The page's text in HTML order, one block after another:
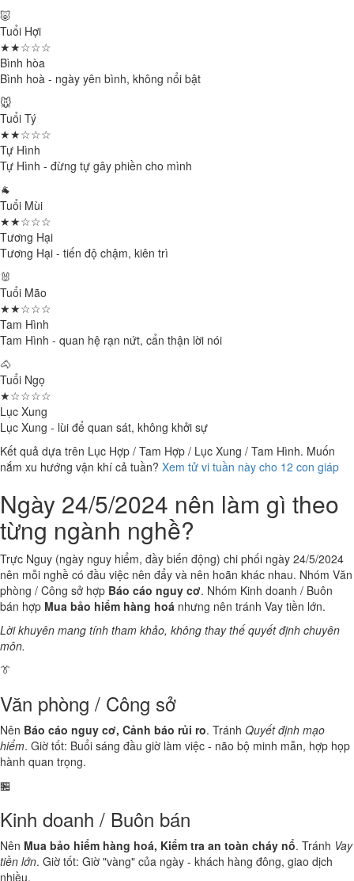
🐷
Tuổi Hợi
★★☆☆☆
Bình hòa
Bình hoà - ngày yên bình, không nổi bật
🐭
Tuổi Tý
★★☆☆☆
Tự Hình
Tự Hình - đừng tự gây phiền cho mình
🐐
Tuổi Mùi
★★☆☆☆
Tương Hại
Tương Hại - tiến độ chậm, kiên trì
🐰
Tuổi Mão
★★☆☆☆
Tam Hình
Tam Hình - quan hệ rạn nứt, cẩn thận lời nói
🐴
Tuổi Ngọ
★☆☆☆☆
Lục Xung
Lục Xung - lùi để quan sát, không khởi sự
Kết quả dựa trên Lục Hợp / Tam Hợp / Lục Xung / Tam Hình. Muốn
nắm xu hướng vận khí cả tuần? Xem tử vi tuần này cho 12 con giáp
Ngày 24/5/2024 nên làm gì theo
từng ngành nghề?
Trực Nguy (ngày nguy hiểm, đầy biến động) chi phối ngày 24/5/2024
nên mỗi nghề có đầu việc nên đẩy và nên hoãn khác nhau. Nhóm Văn
phòng / Công sở hợp Báo cáo nguy cơ. Nhóm Kinh doanh / Buôn
bán hợp Mua bảo hiểm hàng hoá nhưng nên tránh Vay tiền lớn.
Lời khuyên mang tính tham khảo, không thay thế quyết định chuyên
môn.
👔
Văn phòng / Công sở
Nên Báo cáo nguy cơ, Cảnh báo rủi ro. Tránh Quyết định mạo
hiểm. Giờ tốt: Buổi sáng đầu giờ làm việc - não bộ minh mẫn, hợp họp
hành quan trọng.
🏪
Kinh doanh / Buôn bán
Nên Mua bảo hiểm hàng hoá, Kiểm tra an toàn cháy nổ. Tránh Vay
tiền lớn. Giờ tốt: Giờ "vàng" của ngày - khách hàng đông, giao dịch
nhiều.